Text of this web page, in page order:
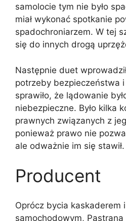
samolocie tym nie było
miał wykonać spotkanie
spadochroniarzem. W tej
się do innych drogą
Następnie duet
potrzeby bezpieczeństwa
sprawiło, że lądowanie
niebezpieczne. Było kilka
prawnych związanych z
ponieważ prawo nie
ale odważnie im się stawił.
Producent
Oprócz bycia kaskaderem
samochodowym,